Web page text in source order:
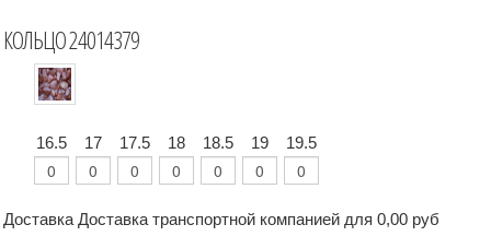
КОЛЬЦО 24014379
16.5 17 17.5 18 18.5 19 19.5
Доставка Доставка транспортной компанией для 0,00 руб